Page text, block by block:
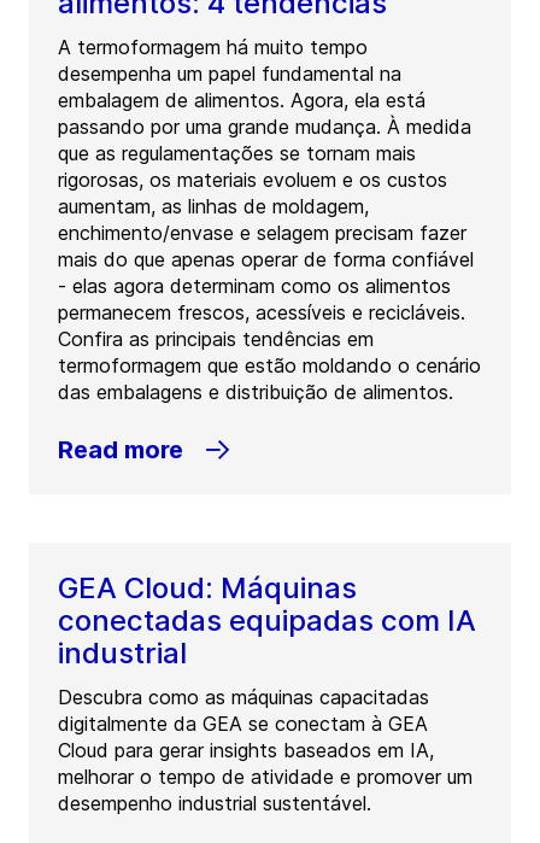
A termoformagem há muito tempo
desempenha um papel fundamental na
embalagem de alimentos. Agora, ela está
passando por uma grande mudança. À medida
que as regulamentações se tornam mais
rigorosas, os materiais evoluem e os custos
aumentam, as linhas de moldagem,
enchimento/envase e selagem precisam fazer
mais do que apenas operar de forma confiável
- elas agora determinam como os alimentos
permanecem frescos, acessíveis e recicláveis.
Confira as principais tendências em
termoformagem que estão moldando o cenário
das embalagens e distribuição de alimentos.
Read more
GEA Cloud: Máquinas
conectadas equipadas com IA
industrial
Descubra como as máquinas capacitadas
digitalmente da GEA se conectam à GEA
Cloud para gerar insights baseados em IA,
melhorar o tempo de atividade e promover um
desempenho industrial sustentável.